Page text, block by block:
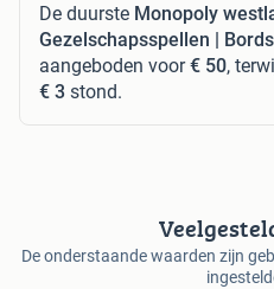
De duurste Monopoly
Gezelschapsspellen |
aangeboden voor€ 50,
€ 3 stond.
De onderstaande waarden zijn